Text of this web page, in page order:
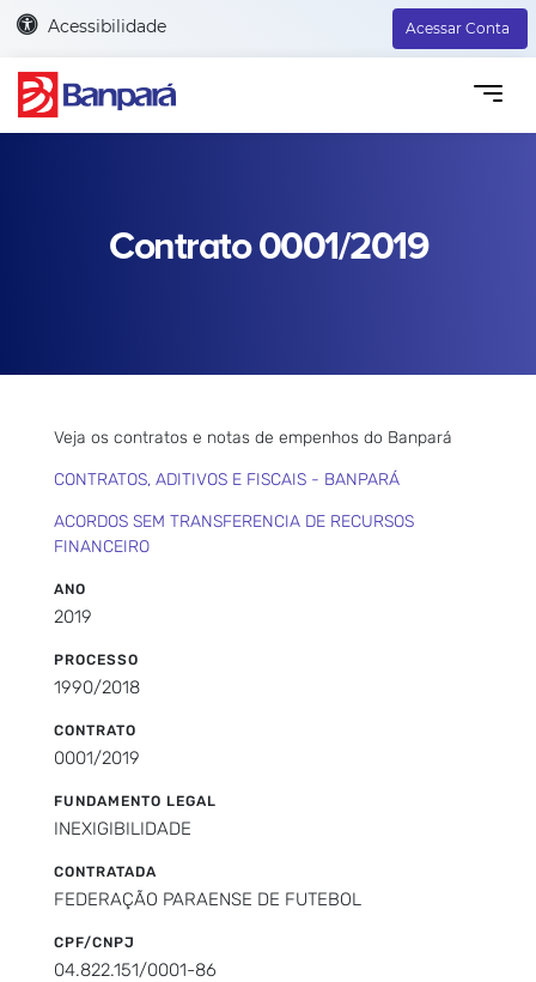
Acessibilidade Acessar Conta
Contrato 0001/2019
Veja os contratos e notas de empenhos do Banpará
CONTRATOS, ADITIVOS E FISCAIS - BANPARÁ
ACORDOS SEM TRANSFERENCIA DE RECURSOS
FINANCEIRO
ANO
2019
PROCESSO
1990/2018
CONTRATO
0001/2019
FUNDAMENTO LEGAL
INEXIGIBILIDADE
CONTRATADA
FEDERAÇÃO PARAENSE DE FUTEBOL
CPF/CNPJ
04.822.151/0001-86